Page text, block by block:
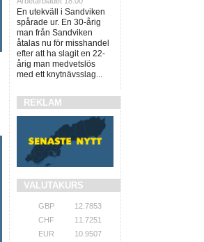
En utekväll i Sandviken
spårade ur. En 30-årig
man från Sandviken
åtalas nu för misshandel
efter att ha slagit en 22-
årig man medvetslös
med ett knytnävsslag...
REKLAM
VALUTAKURS
GBP
12.7853
CHF
11.7251
EUR
10.9507